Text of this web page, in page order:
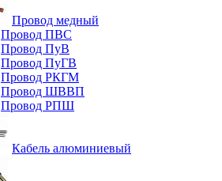
Провод медный
Провод ПВС
Провод ПуВ
Провод ПуГВ
Провод РКГМ
Провод ШВВП
Провод РПШ
Кабель алюминиевый